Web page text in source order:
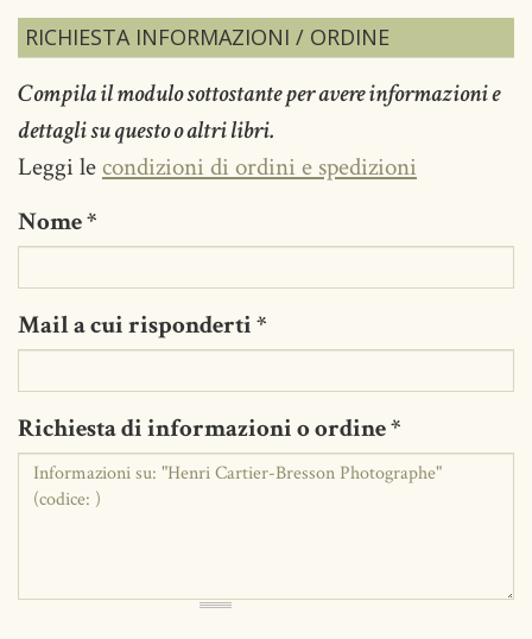
RICHIESTA INFORMAZIONI / ORDINE
Compila il modulo sottostante per avere informazioni e
dettagli su questo o altri libri.
Leggi lecondizioni di ordini e spedizioni
Nome*
Mail a cui risponderti*
Richiesta di informazioni o ordine*